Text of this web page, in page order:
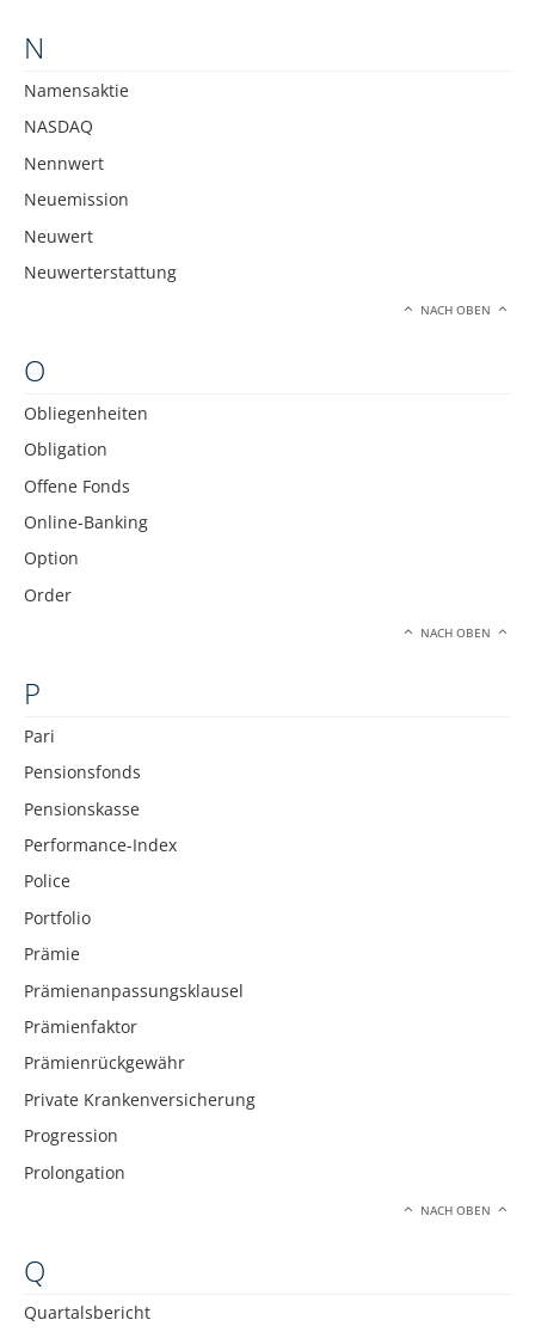
N
Namensaktie
NASDAQ
Nennwert
Neuemission
Neuwert
Neuwerterstattung
NACH OBEN
O
Obliegenheiten
Obligation
Offene Fonds
Online-Banking
Option
Order
NACH OBEN
P
Pari
Pensionsfonds
Pensionskasse
Performance-Index
Police
Portfolio
Prämie
Prämienanpassungsklausel
Prämienfaktor
Prämienrückgewähr
Private Krankenversicherung
Progression
Prolongation
NACH OBEN
Q
Quartalsbericht